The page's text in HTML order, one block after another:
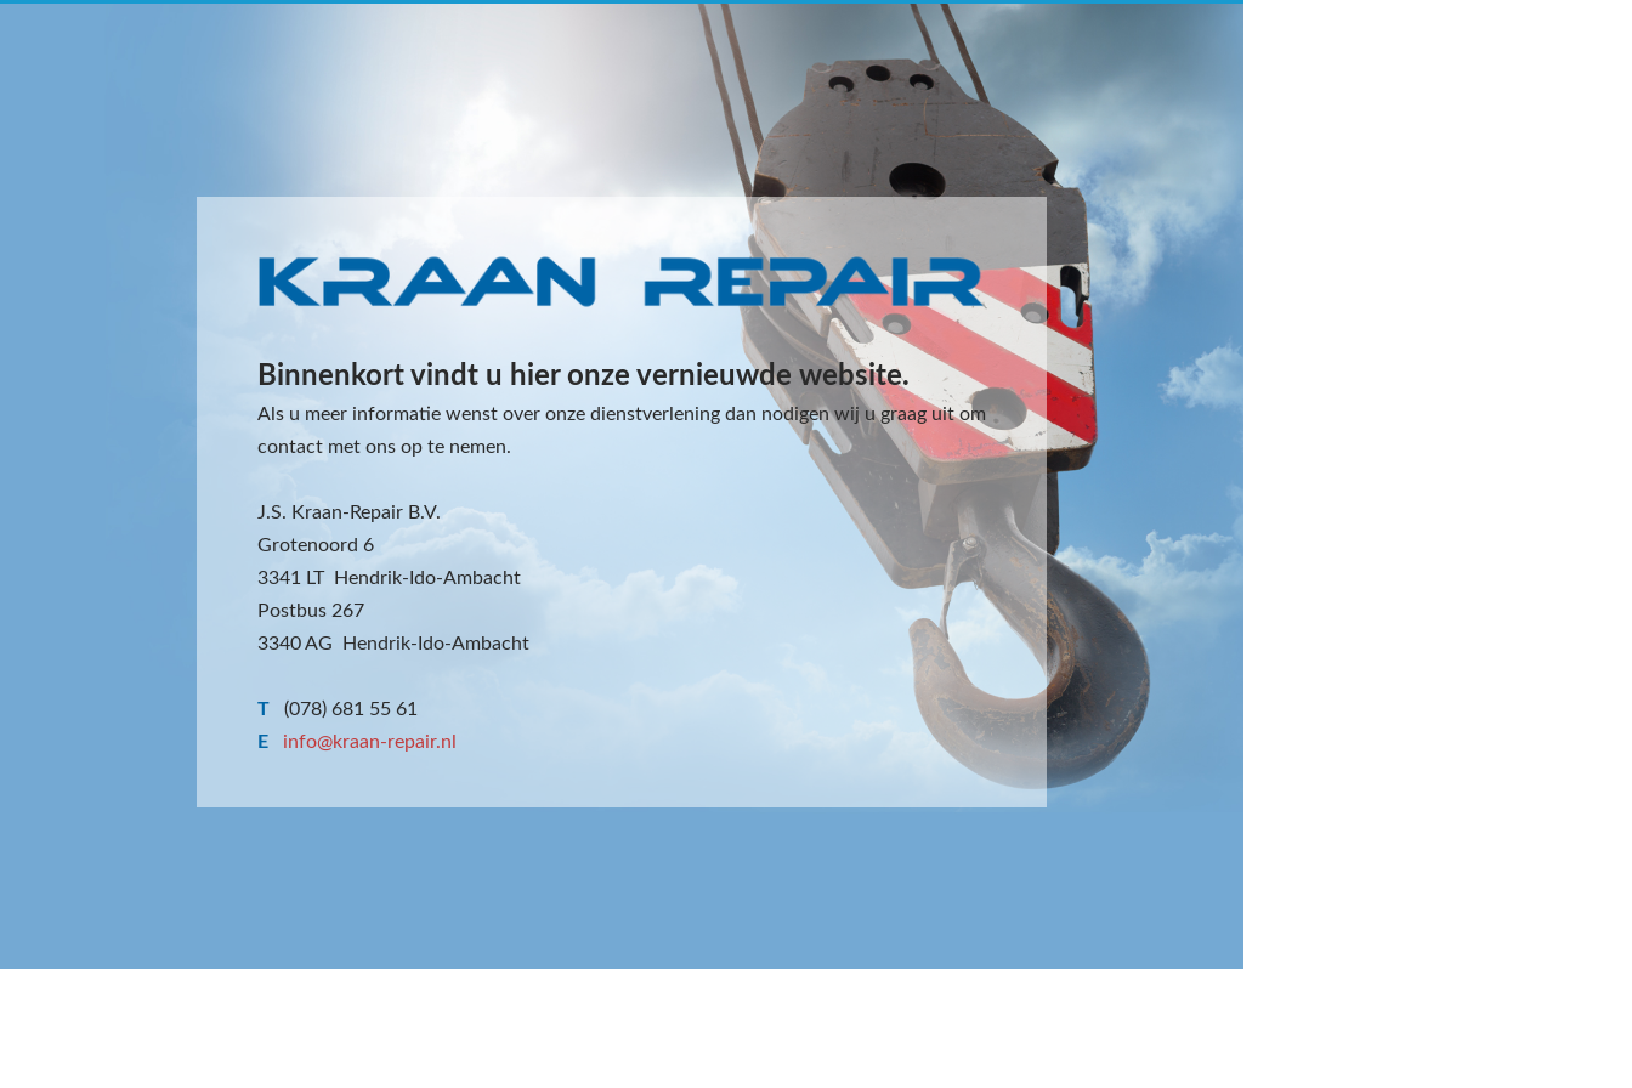
Binnenkort vindt u hier onze vernieuwde website.
Als u meer informatie wenst over onze dienstverlening dan nodigen wij u graag uit om
contact met ons op te nemen.
J.S. Kraan-Repair B.V.
Grotenoord 6
3341 LT Hendrik-Ido-Ambacht
Postbus 267
3340 AG Hendrik-Ido-Ambacht
T
(078) 681 55 61
E
info@kraan-repair.nl